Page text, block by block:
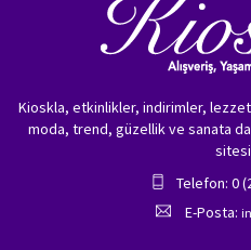
Kioskla, etkinlikler, indirimler,
moda, trend, güzellik ve sanata
Telefon: 0
E-Posta: